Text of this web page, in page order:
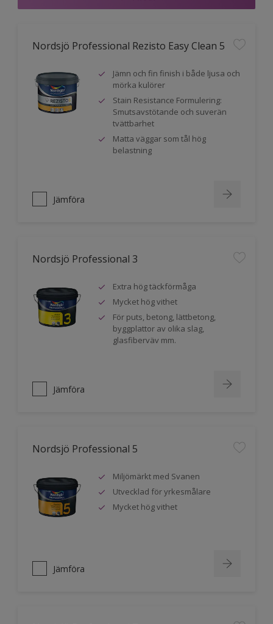
Nordsjö Professional Rezisto Easy Clean 5
Jämn och fin finish i både ljusa och
mörka kulörer
Stain Resistance Formulering:
Smutsavstötande och suverän
tvättbarhet
Matta väggar som tål hög
belastning
Jämföra
Nordsjö Professional 3
Extra hög täckförmåga
Mycket hög vithet
För puts, betong, lättbetong,
byggplattor av olika slag,
glasfiberväv mm.
Jämföra
Nordsjö Professional 5
Miljömärkt med Svanen
Utvecklad för yrkesmålare
Mycket hög vithet
Jämföra